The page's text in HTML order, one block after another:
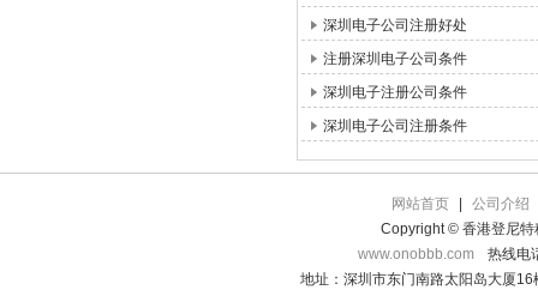
深圳电子公司注册好处
注册深圳电子公司条件
深圳电子注册公司条件
深圳电子公司注册条件
网站首页
公司介绍
Copyright © 香港登尼特
www.onobbb.com
热线电
地址：深圳市东门南路太阳岛大厦